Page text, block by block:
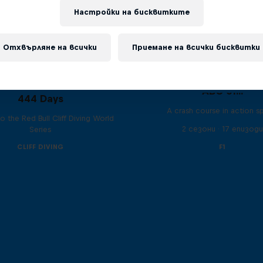
444 Days
the Red Bull Cliff Diving World
Series
CLIFF DIVING
ABC of...
A crash course in action
2 сезони · 17 епизоди
F1
Настройки на бисквитките
Отхвърляне на всички Приемане на всички бисквитки